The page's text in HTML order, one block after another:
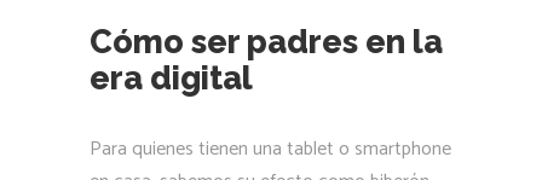
Cómo ser padres en la
era digital
Para quienes tienen una tablet o smartphone